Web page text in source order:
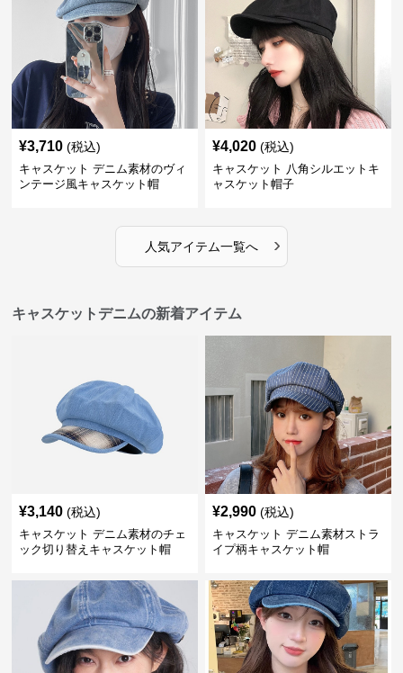
¥3,710 (税込)
キャスケット デニム素材のヴィ
ンテージ風キャスケット帽
¥4,020 (税込)
キャスケット 八角シルエットキ
ャスケット帽子
人気アイテム一覧へ ›
キャスケットデニムの新着アイテム
¥3,140 (税込)
キャスケット デニム素材のチェ
ック切り替えキャスケット帽
¥2,990 (税込)
キャスケット デニム素材ストラ
イプ柄キャスケット帽